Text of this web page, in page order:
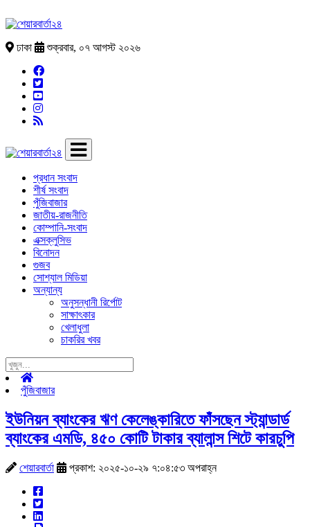
ঢাকা শুক্রবার, ০৭ আগস্ট ২০২৬
প্রধান সংবাদ
শীর্ষ সংবাদ
পুঁজিবাজার
জাতীয়-রাজনীতি
কোম্পানি-সংবাদ
এক্সক্লুসিভ
বিনোদন
গুজব
সোশ্যাল মিডিয়া
অন্যান্য
অনুসন্ধানী রির্পোট
সাক্ষাৎকার
খেলাধুলা
চাকরির খবর
পুঁজিবাজার
ইউনিয়ন ব্যাংকের ঋণ কেলেঙ্কারিতে ফাঁসছেন স্ট্যান্ডার্ড
ব্যাংকের এমডি, ৪৫০ কোটি টাকার ব্যালান্স শিটে কারচুপি
শেয়ারবার্তা প্রকাশ: ২০২৫-১০-২৯ ৭:০৪:৫৩ অপরাহ্ন